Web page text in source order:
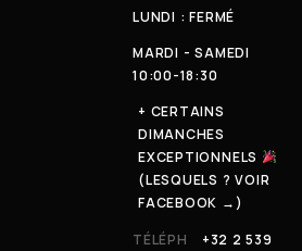
LUNDI : FERMÉ
MARDI - SAMEDI
10:00-18:30
+ CERTAINS
DIMANCHES
EXCEPTIONNELS
(LESQUELS ? VOIR
FACEBOOK →)
TÉLÉPH
+32 2 539